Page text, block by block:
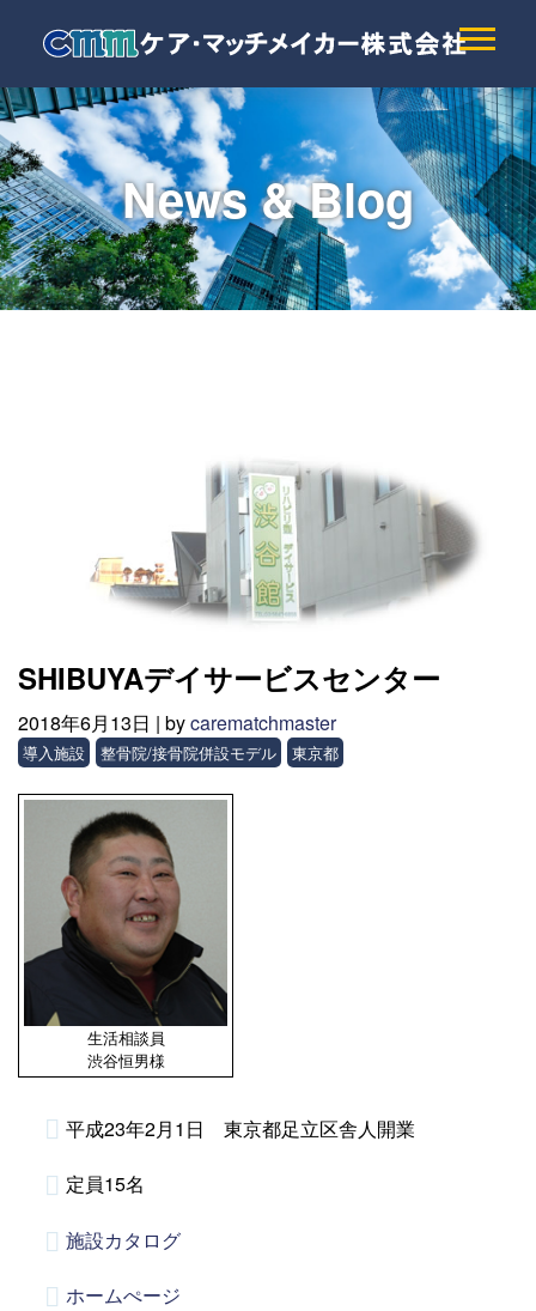
News & Blog
SHIBUYAデイサービスセンター
2018年6月13日 | bycarematchmaster
導入施設 整骨院/接骨院併設モデル 東京都
生活相談員
渋谷恒男様
平成23年2月1日 東京都足立区舎人開業
定員15名
施設カタログ
ホームぺージ